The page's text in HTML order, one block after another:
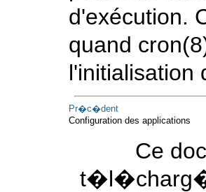
d'exécution.
quand cron
l'initialisation
Pr�c�dent
Configuration des applications
Ce